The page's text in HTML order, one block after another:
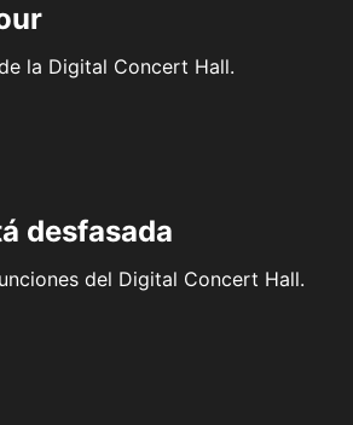
la Digital Concert Hall.
desfasada
del Digital Concert Hall.